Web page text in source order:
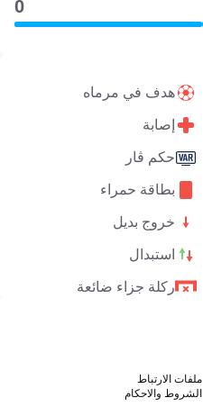
0
هدف في مرماه
إصابة
حكم ڤار
بطاقة حمراء
خروج بديل
استبدال
ركلة جزاء ضائعة
ملفات الارتباط
الشروط والاحكام